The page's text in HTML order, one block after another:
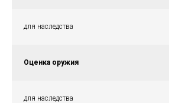
для наследства
Оценка оружия
для наследства